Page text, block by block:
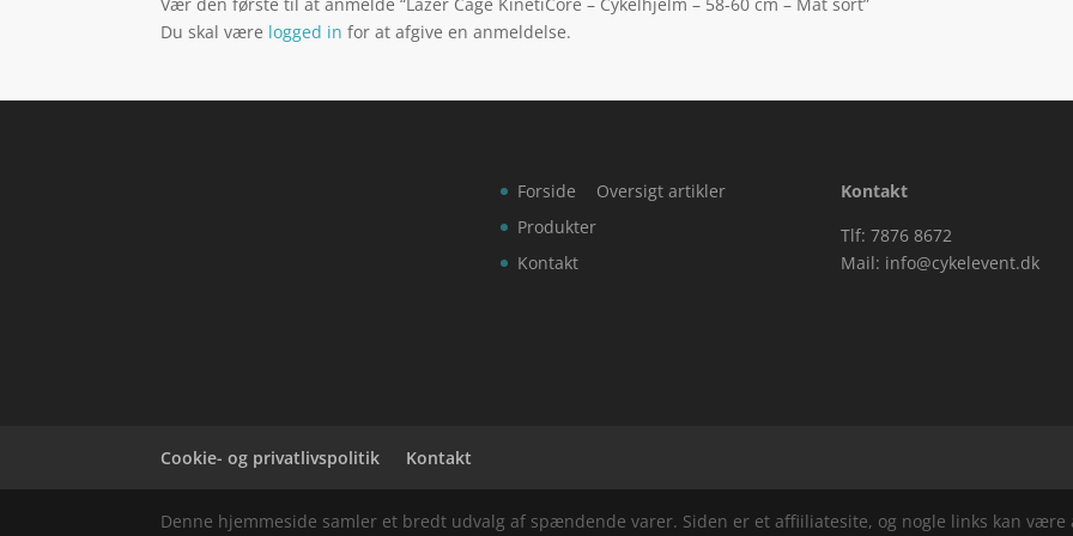
Du skal være logged in for at afgive en anmeldelse.
Forside
Produkter
Kontakt
Oversigt artikler
Kontakt
Tlf: 7876 8672
Mail: info@cykelevent.dk
Cookie- og privatlivspolitik Kontakt
Denne hjemmeside samler et bredt udvalg af spændende varer. Siden er et affiiliatesite, og nogle links kan være